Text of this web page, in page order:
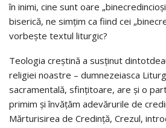
în inimi, cine sunt oare
biserică, ne simțim ca fiind cei
vorbește textul liturgic?
Teologia creștină a susținut
religiei noastre – dumnezeiasca
sacramentală, sfințitoare, are și o
primim și învățăm adevărurile de
Mărturisirea de Credință, Crezul,